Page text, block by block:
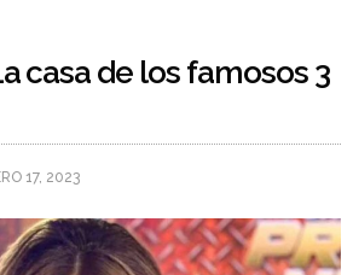
casa de los famosos 3
17, 2023